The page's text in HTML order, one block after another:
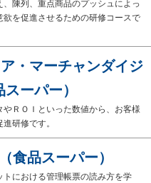
陳列、重点商品のプッシュによっ
を促進させるための研修コースで
・マーチャンダイジ
ーパー）
ＲＯＩといった数値から、お客様
研修です。
食品スーパー）
における管理帳票の読み方を学